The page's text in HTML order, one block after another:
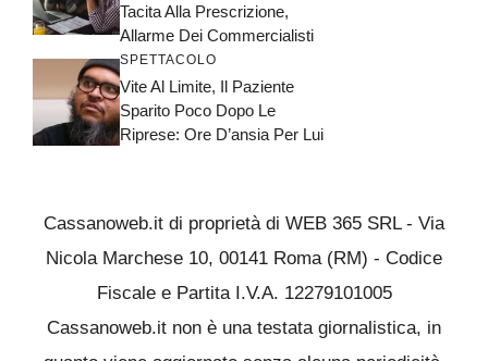
Tacita Alla Prescrizione,
Allarme Dei Commercialisti
SPETTACOLO
Vite Al Limite, Il Paziente
Sparito Poco Dopo Le
Riprese: Ore D’ansia Per Lui
Cassanoweb.it di proprietà di WEB 365 SRL - Via
Nicola Marchese 10, 00141 Roma (RM) - Codice
Fiscale e Partita I.V.A. 12279101005
Cassanoweb.it non è una testata giornalistica, in